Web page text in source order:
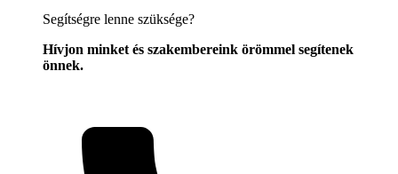
Segítségre lenne szüksége?
Hívjon minket és szakembereink örömmel segítenek
önnek.